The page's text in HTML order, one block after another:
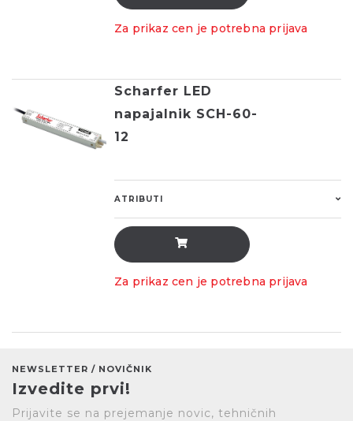
Za prikaz cen je potrebna prijava
Scharfer LED
napajalnik SCH-60-
12
ATRIBUTI
Za prikaz cen je potrebna prijava
NEWSLETTER / NOVIČNIK
Izvedite prvi!
Prijavite se na prejemanje novic, tehničnih